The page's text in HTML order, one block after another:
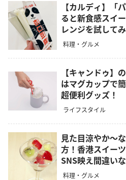
【カルディ】「
ると新食感スイ
レンジを試して
料理・グルメ
【キャンドゥ】
はマグカップで
超便利グッズ！
ライフスタイル
見た目涼やか～
方！香港スイー
SNS映え間違い
料理・グルメ